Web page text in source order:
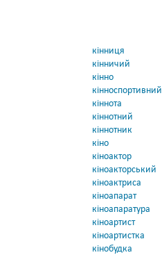
кінниця
кінничий
кінно
кінноспортивний
кіннота
кіннотний
кіннотник
кіно
кіноактор
кіноакторський
кіноактриса
кіноапарат
кіноапаратура
кіноартист
кіноартистка
кінобудка